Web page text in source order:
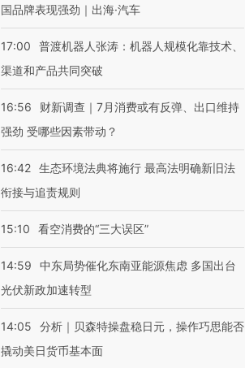
国品牌表现强劲｜出海·汽车
17:00
普渡机器人张涛：机器人规模化靠技术、
渠道和产品共同突破
16:56
财新调查｜7月消费或有反弹、出口维持
强劲 受哪些因素带动？
16:42 生态环境法典将施行 最高法明确新旧法
衔接与追责规则
15:10 看空消费的“三大误区”
14:59
中东局势催化东南亚能源焦虑 多国出台
光伏新政加速转型
14:05
分析｜贝森特操盘稳日元，操作巧思能否
撬动美日货币基本面